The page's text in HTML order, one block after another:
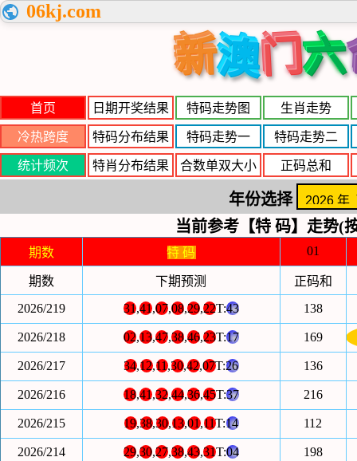
06kj.com
新澳门六
首页 日期开奖结果 特码走势图 生肖走势
冷热跨度 特码分布结果 特码走势一 特码走势二
统计频次 特肖分布结果 合数单双大小 正码总和
年份选择
当前参考【特 码】走势(
期数 特 码 01
期数 下期预测
正码和
2026/219
31,41,07,08,29,22T:43 138
2026/218 02,13,47,38,46,23T:17 169
2026/217 34,12,11,30,42,07T:26 136
2026/216 18,41,32,44,36,45T:37 216
2026/215 19,38,30,13,01,11T:14 112
2026/214 29,30,27,38,43,31T:04 198